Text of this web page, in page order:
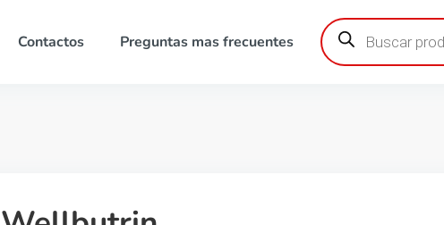
Contactos Preguntas mas frecuentes
Búsqueda
de
productos